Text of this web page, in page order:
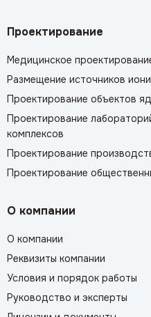
Проектирование
Медицинское
Размещение источников
Проектирование объектов
Проектирование
комплексов
Проектирование
Проектирование
О компании
О компании
Реквизиты компании
Условия и порядок работы
Руководство и эксперты